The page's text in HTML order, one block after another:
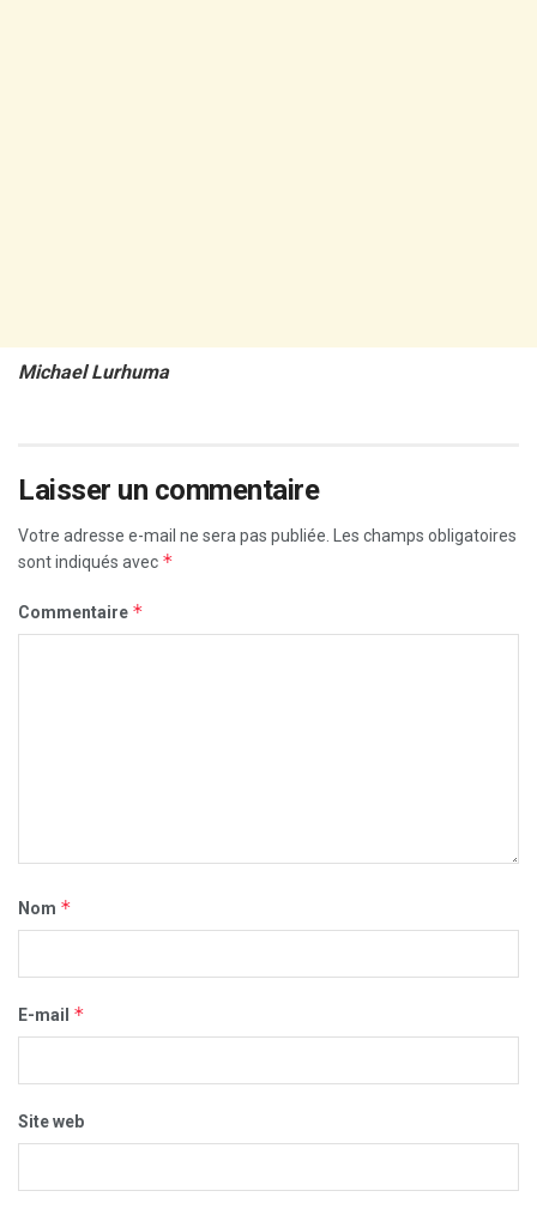
Michael Lurhuma
Laisser un commentaire
Votre adresse e-mail ne sera pas publiée.
Les champs obligatoires
sont indiqués avec *
Commentaire *
Nom *
E-mail *
Site web